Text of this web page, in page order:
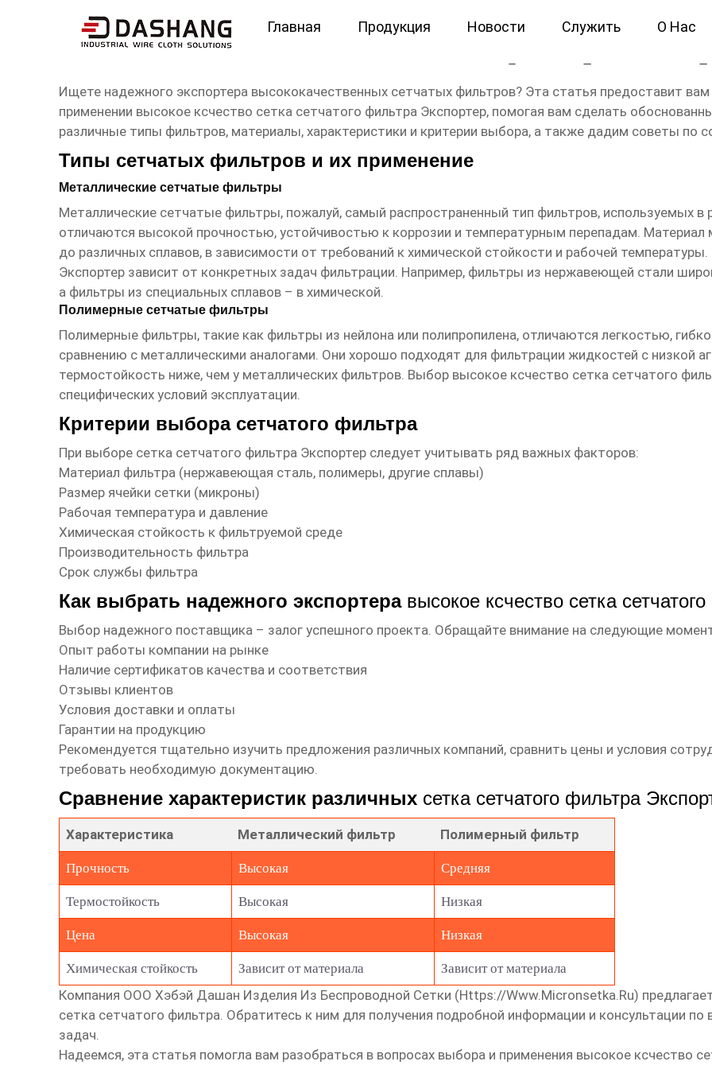
Главная Продукция Новости Служить О Нас
высокое ксчество сетка сетчатого фильтра
Ищете надежного экспортера высококачественных сетчатых фильтров? Эта статья предоставит
применении высокое ксчество сетка сетчатого фильтра Экспортер, помогая вам сделать
различные типы фильтров, материалы, характеристики и критерии выбора, а также дадим советы по
Типы сетчатых фильтров и их применение
Металлические сетчатые фильтры
Металлические сетчатые фильтры, пожалуй, самый распространенный тип фильтров, используемых
отличаются высокой прочностью, устойчивостью к коррозии и температурным перепадам.
до различных сплавов, в зависимости от требований к химической стойкости и рабочей
Экспортерзависит от конкретных задач фильтрации. Например, фильтры из нержавеющей стали
а фильтры из специальных сплавов – в химической.
Полимерные сетчатые фильтры
Полимерные фильтры, такие как фильтры из нейлона или полипропилена, отличаются легкостью,
сравнению с металлическими аналогами. Они хорошо подходят для фильтрации жидкостей с низкой
термостойкость ниже, чем у металлических фильтров. Выбор высокое ксчество сетка сетчатого
специфических условий эксплуатации.
Критерии выбора сетчатого фильтра
При выборе сетка сетчатого фильтра Экспортерследует учитывать ряд важных факторов:
Материал фильтра (нержавеющая сталь, полимеры, другие сплавы)
Размер ячейки сетки (микроны)
Рабочая температура и давление
Химическая стойкость к фильтруемой среде
Производительность фильтра
Срок службы фильтра
Как выбрать надежного экспортера высокое ксчество сетка
Выбор надежного поставщика – залог успешного проекта. Обращайте внимание на следующие
Опыт работы компании на рынке
Наличие сертификатов качества и соответствия
Отзывы клиентов
Условия доставки и оплаты
Гарантии на продукцию
Рекомендуется тщательно изучить предложения различных компаний, сравнить цены и условия
требовать необходимую документацию.
Сравнение характеристик различных сетка сетчатого фильтра
Характеристика Металлический фильтр Полимерный фильтр
Прочность Высокая Средняя
Термостойкость Высокая Низкая
Цена Высокая Низкая
Химическая стойкость Зависит от материала Зависит от материала
Компания ООО Хэбэй Дашан Изделия Из Беспроводной Сетки (Https://www.micronsetka.ru)
сетка сетчатого фильтра. Обратитесь к ним для получения подробной информации и консультации
задач.
Надеемся, эта статья помогла вам разобраться в вопросах выбора и применения высокое ксчество